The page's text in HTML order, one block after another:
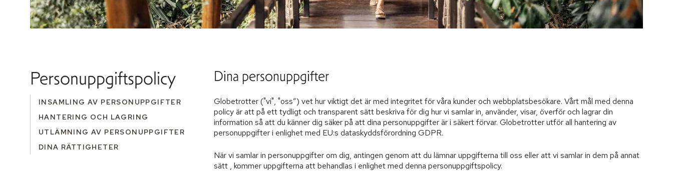
Personuppgiftspolicy
INSAMLING AV PERSONUPPGIFTER
HANTERING OCH LAGRING
UTLÄMNING AV PERSONUPPGIFTER
DINA RÄTTIGHETER
Dina personuppgifter
Globetrotter ("vi", "oss”) vet hur viktigt det är med integritet för våra kunder och webbplatsbesökare. Vårt mål med denna
policy är att på ett tydligt och transparent sätt beskriva för dig hur vi samlar in, använder, visar, överför och lagrar din
information så att du känner dig säker på att dina personuppgifter är i säkert förvar. Globetrotter utför all hantering av
personuppgifter i enlighet med EU:s dataskyddsförordning GDPR.
När vi samlar in personuppgifter om dig, antingen genom att du lämnar uppgifterna till oss eller att vi samlar in dem på annat
sätt , kommer uppgifterna att behandlas i enlighet med denna personuppgiftspolicy.